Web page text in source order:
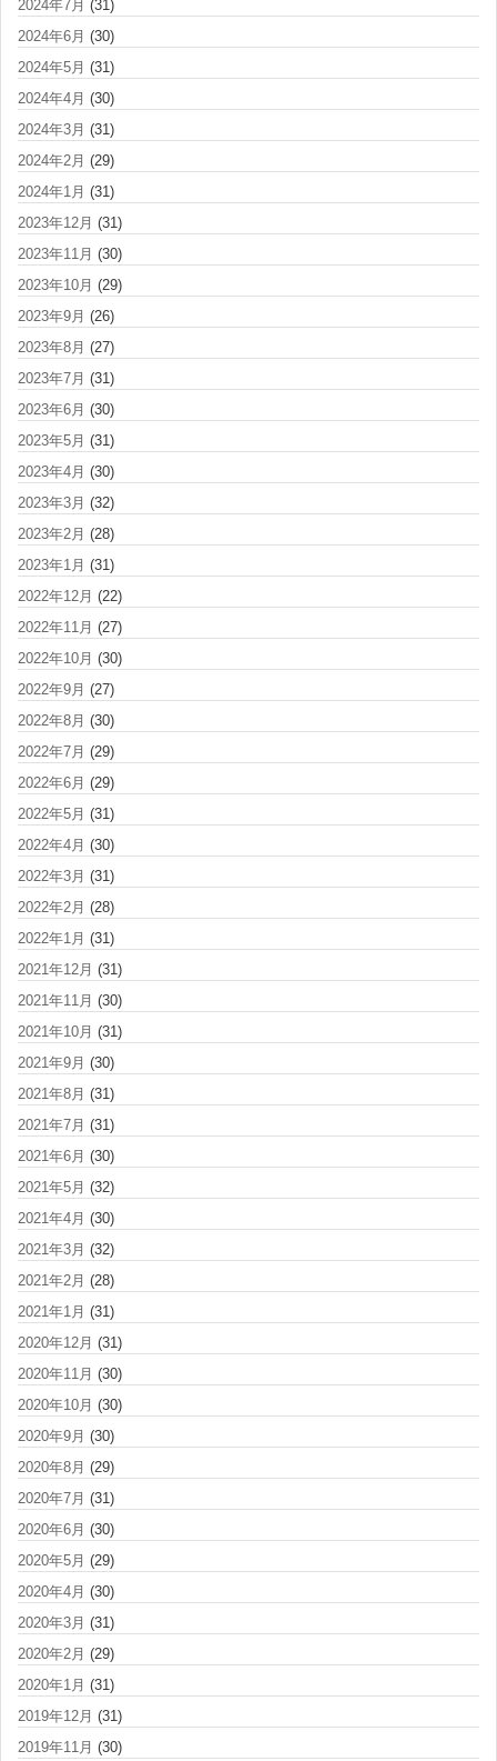
2024年7月 (31)
2024年6月 (30)
2024年5月 (31)
2024年4月 (30)
2024年3月 (31)
2024年2月 (29)
2024年1月 (31)
2023年12月 (31)
2023年11月 (30)
2023年10月 (29)
2023年9月 (26)
2023年8月 (27)
2023年7月 (31)
2023年6月 (30)
2023年5月 (31)
2023年4月 (30)
2023年3月 (32)
2023年2月 (28)
2023年1月 (31)
2022年12月 (22)
2022年11月 (27)
2022年10月 (30)
2022年9月 (27)
2022年8月 (30)
2022年7月 (29)
2022年6月 (29)
2022年5月 (31)
2022年4月 (30)
2022年3月 (31)
2022年2月 (28)
2022年1月 (31)
2021年12月 (31)
2021年11月 (30)
2021年10月 (31)
2021年9月 (30)
2021年8月 (31)
2021年7月 (31)
2021年6月 (30)
2021年5月 (32)
2021年4月 (30)
2021年3月 (32)
2021年2月 (28)
2021年1月 (31)
2020年12月 (31)
2020年11月 (30)
2020年10月 (30)
2020年9月 (30)
2020年8月 (29)
2020年7月 (31)
2020年6月 (30)
2020年5月 (29)
2020年4月 (30)
2020年3月 (31)
2020年2月 (29)
2020年1月 (31)
2019年12月 (31)
2019年11月 (30)